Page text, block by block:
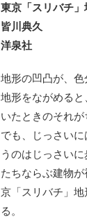
東京「スリバチ
皆川典久
洋泉社
地形の凹凸が、
地形をながめる
いたときのそれ
でも、じっさい
うのはじっさい
たちならぶ建物
京「スリバチ」
る。